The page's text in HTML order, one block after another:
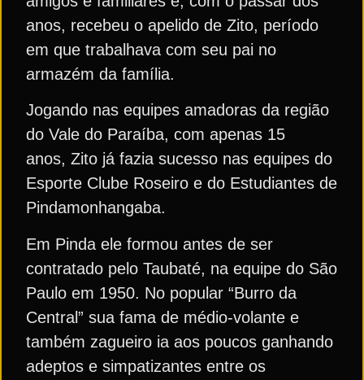
anos, recebeu o apelido de Zito, período
em que trabalhava com seu pai no
armazém da família.
Jogando nas equipes amadoras da região
do Vale do Paraíba, com apenas 15
anos, Zito já fazia sucesso nas equipes do
Esporte Clube Roseiro e do Estudiantes de
Pindamonhangaba.
Em Pinda ele formou antes de ser
contratado pelo Taubaté, na equipe do São
Paulo em 1950. No popular “Burro da
Central” sua fama de médio-volante e
também zagueiro ia aos poucos ganhando
adeptos e simpatizantes entre os